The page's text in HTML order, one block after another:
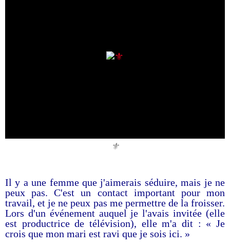
⚜️
Il y a une femme que j'aimerais séduire, mais je ne
peux pas. C'est un contact important pour mon
travail, et je ne peux pas me permettre de la froisser.
Lors d'un événement auquel je l'avais invitée (elle
est productrice de télévision), elle m'a dit : « Je
crois que mon mari est ravi que je sois ici. »